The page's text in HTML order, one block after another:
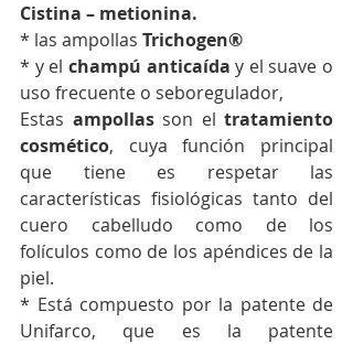
Cistina – metionina.
* las ampollas Trichogen®
* y el champú anticaída y el suave o
uso frecuente o seboregulador,
Estas ampollas son el tratamiento
cosmético, cuya función principal
que tiene es respetar las
características fisiológicas tanto del
cuero cabelludo como de los
folículos como de los apéndices de la
piel.
* Está compuesto por la patente de